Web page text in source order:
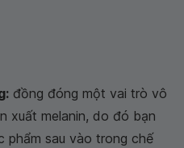
đồng đóng một vai trò vô
xuất melanin, do đó bạn
phẩm sau vào trong chế